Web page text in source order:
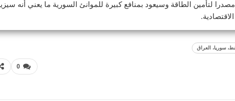
لتأمين الطاقة وسيعود بمنافع كبيرة للموانئ السورية ما يعني أنه
سوريا، العراق
0